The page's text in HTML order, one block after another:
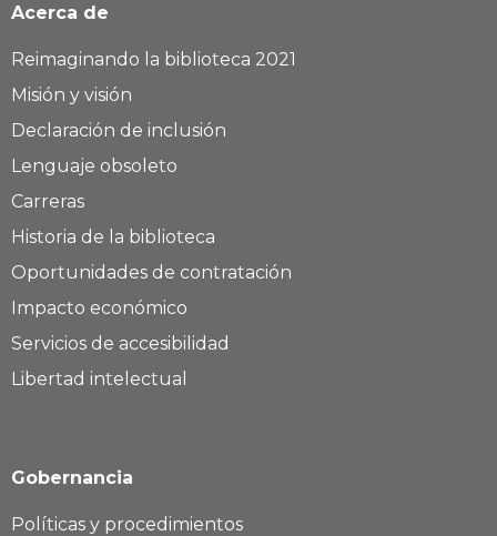
Acerca de
Reimaginando la biblioteca 2021
Misión y visión
Declaración de inclusión
Lenguaje obsoleto
Carreras
Historia de la biblioteca
Oportunidades de contratación
Impacto económico
Servicios de accesibilidad
Libertad intelectual
Gobernancia
Políticas y procedimientos